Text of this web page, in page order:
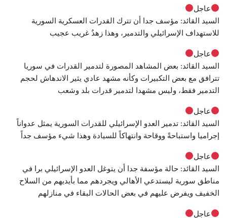
عاجل
السيد القائد: مؤسف جدا أن تترك القدرات العسكرية السورية
للاستهداف الإسرائيلي والتدمير، وهذا زهدٌ غريب عجيب
عاجل
السيد القائد: بعض المشاهد المصورة لتدمير القدرات في سوريا
تترافق مع بعض التكبيرات وكأنه مشهد عادي يثير الاندهاش لحجم
التدمير فقط، وليس مشهدا لتدمير قدرات بلد وشعب
عاجل
السيد القائد: تدمير العدو الإسرائيلي للقدرات السورية يمثل عدواناً
إجراميا واستباحةً ووقاحة وانتهاكاً للسيادة وهذا شيء مؤسف جداً
عاجل
السيد القائد: حالة مؤسفة جدا أن يتوغل العدو الإسرائيلي برا في
مناطق سورية ليستدعي الأهالي ويجردهم مما بأيديهم من السلاح
الخفيف ويفرض عليهم في بعض الحالات البقاء في منازلهم
عاجل